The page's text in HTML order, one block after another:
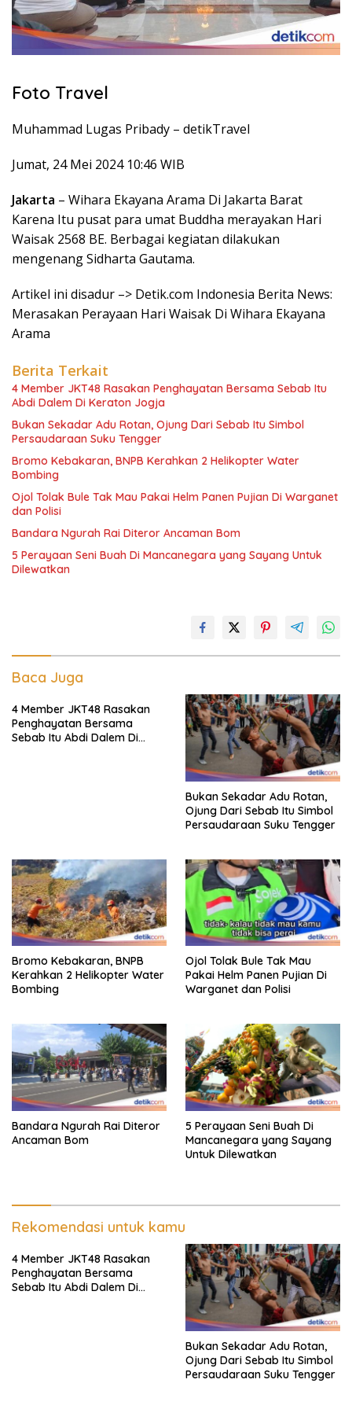
Foto Travel
Muhammad Lugas Pribady – detikTravel
Jumat, 24 Mei 2024 10:46 WIB
Jakarta – Wihara Ekayana Arama Di Jakarta Barat
Karena Itu pusat para umat Buddha merayakan Hari
Waisak 2568 BE. Berbagai kegiatan dilakukan
mengenang Sidharta Gautama.
Artikel ini disadur –> Detik.com Indonesia Berita News:
Merasakan Perayaan Hari Waisak Di Wihara Ekayana
Arama
Berita Terkait
4 Member JKT48 Rasakan Penghayatan Bersama Sebab Itu
Abdi Dalem Di Keraton Jogja
Bukan Sekadar Adu Rotan, Ojung Dari Sebab Itu Simbol
Persaudaraan Suku Tengger
Bromo Kebakaran, BNPB Kerahkan 2 Helikopter Water
Bombing
Ojol Tolak Bule Tak Mau Pakai Helm Panen Pujian Di Warganet
dan Polisi
Bandara Ngurah Rai Diteror Ancaman Bom
5 Perayaan Seni Buah Di Mancanegara yang Sayang Untuk
Dilewatkan
Baca Juga
4 Member JKT48 Rasakan
Penghayatan Bersama
Sebab Itu Abdi Dalem Di
Bukan Sekadar Adu Rotan,
Ojung Dari Sebab Itu Simbol
Persaudaraan Suku Tengger
Bromo Kebakaran, BNPB
Kerahkan 2 Helikopter Water
Bombing
Ojol Tolak Bule Tak Mau
Pakai Helm Panen Pujian Di
Warganet dan Polisi
Bandara Ngurah Rai Diteror
Ancaman Bom
5 Perayaan Seni Buah Di
Mancanegara yang Sayang
Untuk Dilewatkan
Rekomendasi untuk kamu
4 Member JKT48 Rasakan
Penghayatan Bersama
Sebab Itu Abdi Dalem Di
Bukan Sekadar Adu Rotan,
Ojung Dari Sebab Itu Simbol
Persaudaraan Suku Tengger